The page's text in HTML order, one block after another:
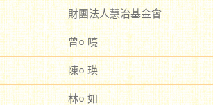
財團法人慧治基金會
曾○ 喨
陳○ 瑛
林○ 如